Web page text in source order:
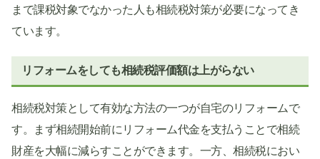
まで課税対象でなかった人も相続税対策が必要になってき
ています。
リフォームをしても相続税評価額は上がらない
相続税対策として有効な方法の一つが自宅のリフォームで
す。まず相続開始前にリフォーム代金を支払うことで相続
財産を大幅に減らすことができます。一方、相続税におい